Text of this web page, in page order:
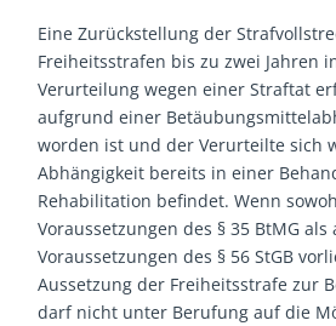
Eine Zurückstellung der
Freiheitsstrafen bis zu zwei Jahren
Verurteilung wegen einer Straftat
aufgrund einer
worden ist und der Verurteilte sich
Abhängigkeit bereits in einer
Rehabilitation befindet. Wenn
Voraussetzungen des § 35 BtMG als
Voraussetzungen des § 56 StGB
Aussetzung der Freiheitsstrafe zur
darf nicht unter Berufung auf die